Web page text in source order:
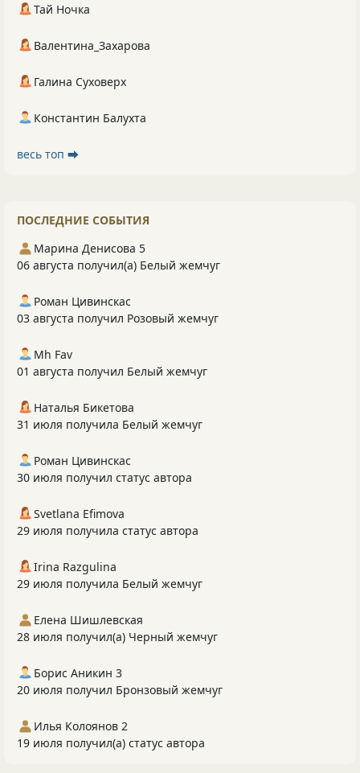
Тай Ночка
Валентина_Захарова
Галина Суховерх
Константин Балухта
весь топ ⮕
ПОСЛЕДНИЕ СОБЫТИЯ
Марина Денисова 5
06 августа получил(а) Белый жемчуг
Роман Цивинскас
03 августа получил Розовый жемчуг
Mh Fav
01 августа получил Белый жемчуг
Наталья Бикетова
31 июля получила Белый жемчуг
Роман Цивинскас
30 июля получил статус автора
Svetlana Efimova
29 июля получила статус автора
Irina Razgulina
29 июля получила Белый жемчуг
Елена Шишлевская
28 июля получил(а) Черный жемчуг
Борис Аникин 3
20 июля получил Бронзовый жемчуг
Илья Колоянов 2
19 июля получил(а) статус автора